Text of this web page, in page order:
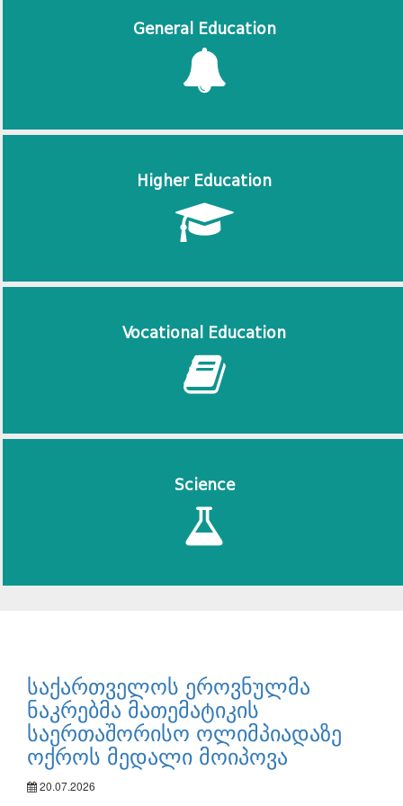
General Education
Higher Education
Vocational Education
Science
საქართველოს ეროვნულმა
ნაკრებმა მათემატიკის
საერთაშორისო ოლიმპიადაზე
ოქროს მედალი მოიპოვა
20.07.2026